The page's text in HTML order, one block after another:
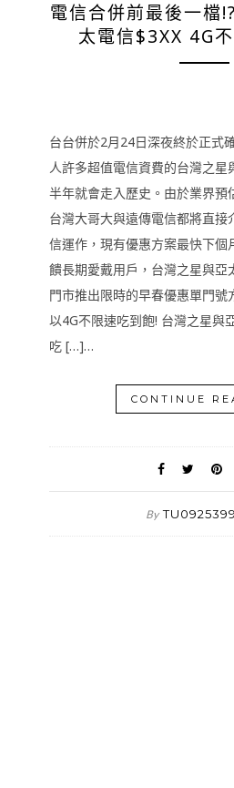
電信合併前最後一檔
太電信$3XX 4G
台台併於2月24日深夜終於正式
人許多超值電信資費的台灣之星
半年就會走入歷史。由於業界預
台灣大哥大與遠傳電信都將直接
信運作，現有優惠方案最快下個
饋長期愛戴用戶，台灣之星與亞
門市推出限時的早春優惠單門號
以4G不限速吃到飽! 台灣之星與
吃 […]…
CONTINUE
By